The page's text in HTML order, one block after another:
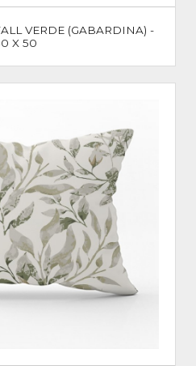
VERDE (GABARDINA) -
X 50